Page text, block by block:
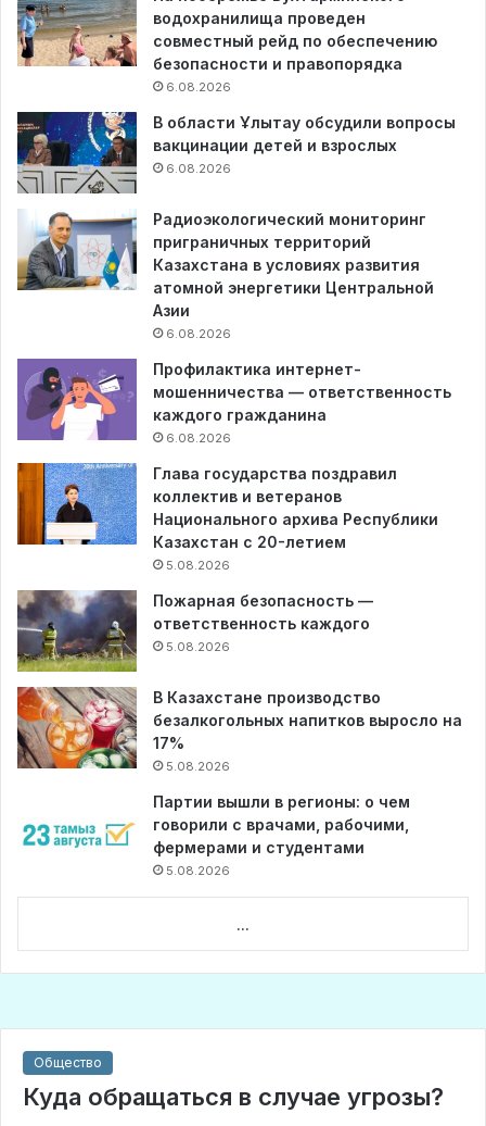
водохранилища проведен
совместный рейд по обеспечению
безопасности и правопорядка
6.08.2026
В области Ұлытау обсудили вопросы
вакцинации детей и взрослых
6.08.2026
Радиоэкологический мониторинг
приграничных территорий
Казахстана в условиях развития
атомной энергетики Центральной
Азии
6.08.2026
Профилактика интернет-
мошенничества — ответственность
каждого гражданина
6.08.2026
Глава государства поздравил
коллектив и ветеранов
Национального архива Республики
Казахстан с 20-летием
5.08.2026
Пожарная безопасность —
ответственность каждого
5.08.2026
В Казахстане производство
безалкогольных напитков выросло на
17%
5.08.2026
Партии вышли в регионы: о чем
говорили с врачами, рабочими,
фермерами и студентами
5.08.2026
...